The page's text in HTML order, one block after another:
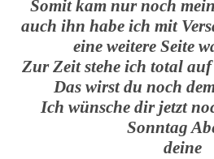
Somit kam nur noch
auch ihn habe ich mit
eine weitere Seite
Zur Zeit stehe ich total
Das wirst du noch
Ich wünsche dir jetzt
Sonntag
deine